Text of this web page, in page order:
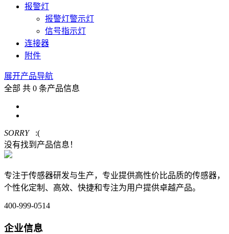
报警灯
报警灯警示灯
信号指示灯
连接器
附件
展开产品导航
全部 共 0 条产品信息
SORRY
:(
没有找到产品信息！
专注于传感器研发与生产，专业提供高性价比品质的传感器，
个性化定制、高效、快捷和专注为用户提供卓越产品。
400-999-0514
企业信息